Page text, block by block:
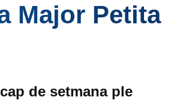
Major Petita
de setmana ple